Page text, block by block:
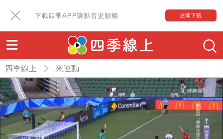
下載四季APP讓影音更順暢 立即下載
四季線上 來運動